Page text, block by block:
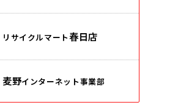
リサイクルマート春日店
麦野インターネット事業部